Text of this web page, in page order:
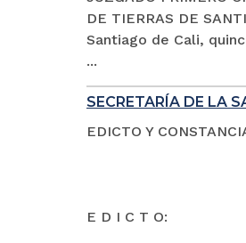
DE TIERRAS DE
Santiago de Cali,
...
SECRETARÍA DE LA
EDICTO Y
E D I C T O: